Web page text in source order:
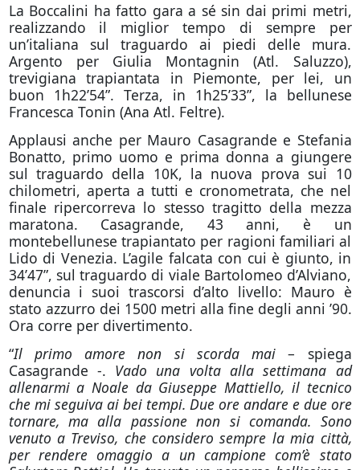
La Boccalini ha fatto gara a sé sin dai primi metri,
realizzando il miglior tempo di sempre per
un’italiana sul traguardo ai piedi delle mura.
Argento per Giulia Montagnin (Atl. Saluzzo),
trevigiana trapiantata in Piemonte, per lei, un
buon 1h22’54”. Terza, in 1h25’33”, la bellunese
Francesca Tonin (Ana Atl. Feltre).
Applausi anche per Mauro Casagrande e Stefania
Bonatto, primo uomo e prima donna a giungere
sul traguardo della 10K, la nuova prova sui 10
chilometri, aperta a tutti e cronometrata, che nel
finale ripercorreva lo stesso tragitto della mezza
maratona. Casagrande, 43 anni, è un
montebellunese trapiantato per ragioni familiari al
Lido di Venezia. L’agile falcata con cui è giunto, in
34’47”, sul traguardo di viale Bartolomeo d’Alviano,
denuncia i suoi trascorsi d’alto livello: Mauro è
stato azzurro dei 1500 metri alla fine degli anni ’90.
Ora corre per divertimento.
“Il primo amore non si scorda mai – spiega
Casagrande -. Vado una volta alla settimana ad
allenarmi a Noale da Giuseppe Mattiello, il tecnico
che mi seguiva ai bei tempi. Due ore andare e due ore
tornare, ma alla passione non si comanda. Sono
venuto a Treviso, che considero sempre la mia città,
per rendere omaggio a un campione com’è stato